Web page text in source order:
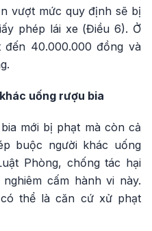
vượt mức quy định sẽ bị
phép lái xe (Điều 6). Ở
40.000.000 đồng và
uống rượu bia
mới bị phạt mà còn cả
buộc người khác uống
Phòng, chống tác hại
cấm hành vi này.
thể là căn cứ xử phạt